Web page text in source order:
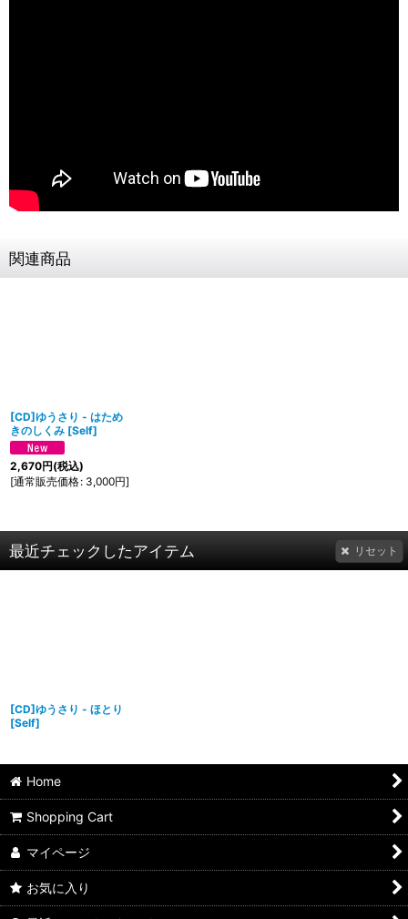
関連商品
[CD]ゆうさり - はため
きのしくみ [Self]
2,670円(税込)
[通常販売価格: 3,000円]
最近チェックしたアイテム リセット
[CD]ゆうさり - ほとり
[Self]
Home
Shopping Cart
マイページ
お気に入り